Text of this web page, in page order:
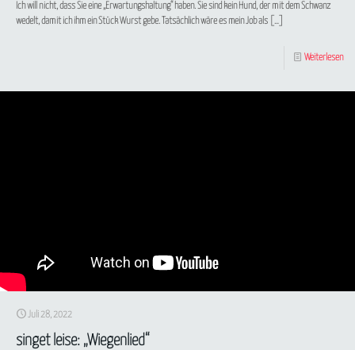
Ich will nicht, dass Sie eine „Erwartungshaltung“ haben. Sie sind kein Hund, der mit dem Schwanz
wedelt, damit ich ihm ein Stück Wurst gebe. Tatsächlich wäre es mein Job als […]
Weiterlesen
Juli 28, 2022
singet leise: „Wiegenlied“